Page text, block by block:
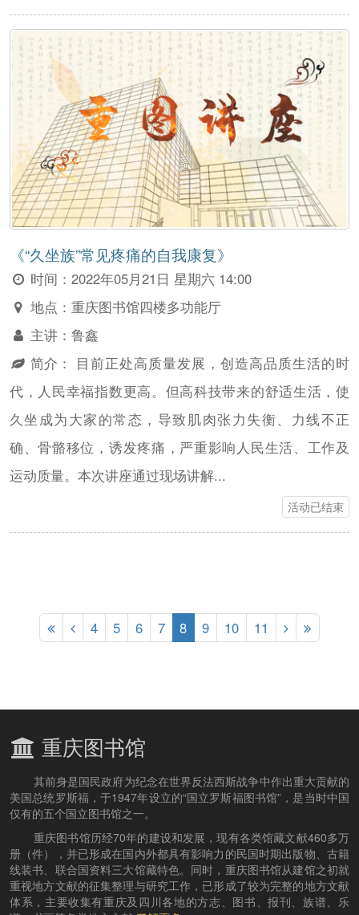
《“久坐族”常见疼痛的自我康复》
时间：2022年05月21日 星期六 14:00
地点：重庆图书馆四楼多功能厅
主讲：鲁鑫
简介：
目前正处高质量发展，创造高品质生活的时
代，人民幸福指数更高。但高科技带来的舒适生活，使
久坐成为大家的常态，导致肌肉张力失衡、力线不正
确、骨骼移位，诱发疼痛，严重影响人民生活、工作及
运动质量。本次讲座通过现场讲解...
活动已结束
4 5 6 7 8 9 10 11
重庆图书馆
其前身是国民政府为纪念在世界反法西斯战争中作出重大贡献的
美国总统罗斯福，于1947年设立的“国立罗斯福图书馆”，是当时中国
仅有的五个国立图书馆之一。
重庆图书馆历经70年的建设和发展，现有各类馆藏文献460多万
册（件），并已形成在国内外都具有影响力的民国时期出版物、古籍
线装书、联合国资料三大馆藏特色。同时，重庆图书馆从建馆之初就
重视地方文献的征集整理与研究工作，已形成了较为完整的地方文献
体系，主要收集有重庆及四川各地的方志、图书、报刊、族谱、乐